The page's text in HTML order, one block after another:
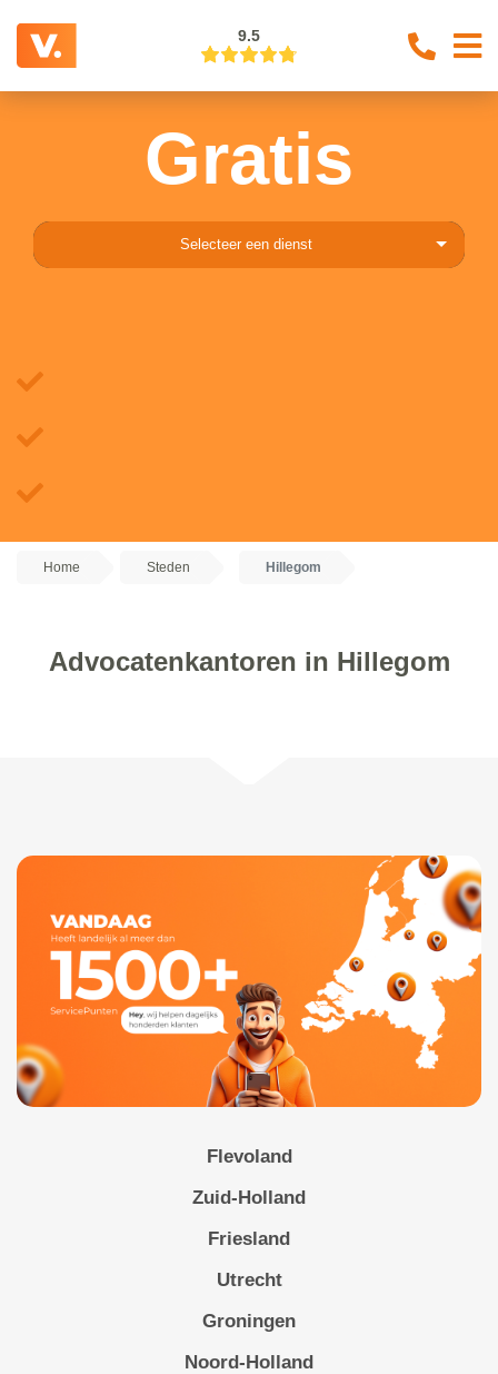
9.5
Gratis
Selecteer een dienst
Home Steden Hillegom
Advocatenkantoren in Hillegom
Flevoland
Zuid-Holland
Friesland
Utrecht
Groningen
Noord-Holland